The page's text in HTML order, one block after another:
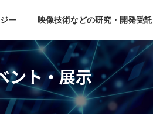
ー 映像技術などの研究・開発受託
ント・展示